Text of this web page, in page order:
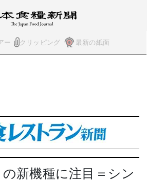
ー クリッピング 最新の紙面
新機種に注目＝シン